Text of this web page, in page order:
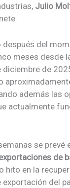
Julio
después del
meses desde
diciembre de
además las
actualmente
se prevé
de
hito en la
del